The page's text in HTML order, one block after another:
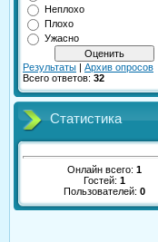
Неплохо
Плохо
Ужасно
Результаты | Архив опросов
Всего ответов: 32
Статистика
Онлайн всего: 1
Гостей: 1
Пользователей: 0